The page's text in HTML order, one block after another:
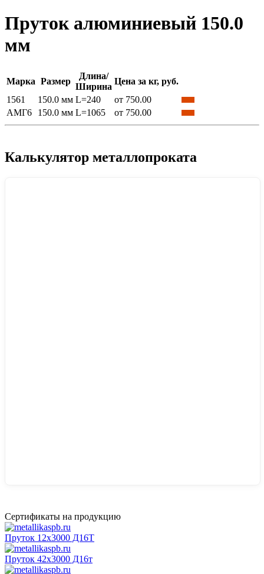
Пруток алюминиевый 150.0
мм
Марка Размер
Длина/
Ширина
Цена за кг, руб.
1561
150.0 мм L=240
от 750.00
АМГ6
150.0 мм L=1065 от 750.00
Калькулятор металлопроката
Сертификаты на продукцию
Пруток 12х3000 Д16Т
Пруток 42х3000 Д16т